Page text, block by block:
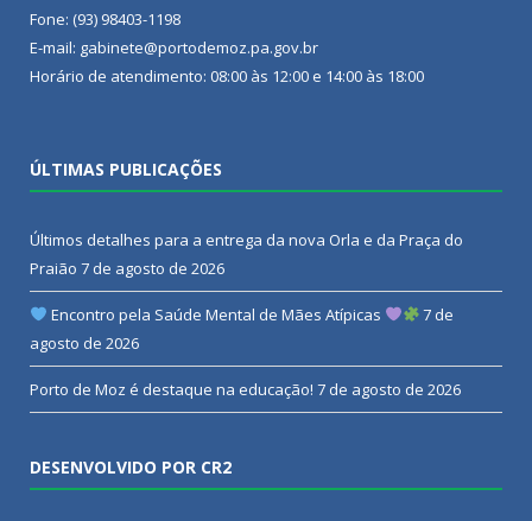
Fone: (93) 98403-1198
E-mail: gabinete@portodemoz.pa.gov.br
Horário de atendimento: 08:00 às 12:00 e 14:00 às 18:00
ÚLTIMAS PUBLICAÇÕES
Últimos detalhes para a entrega da nova Orla e da Praça do
Praião 7 de agosto de 2026
Encontro pela Saúde Mental de Mães Atípicas
7 de
agosto de 2026
Porto de Moz é destaque na educação! 7 de agosto de 2026
DESENVOLVIDO POR CR2